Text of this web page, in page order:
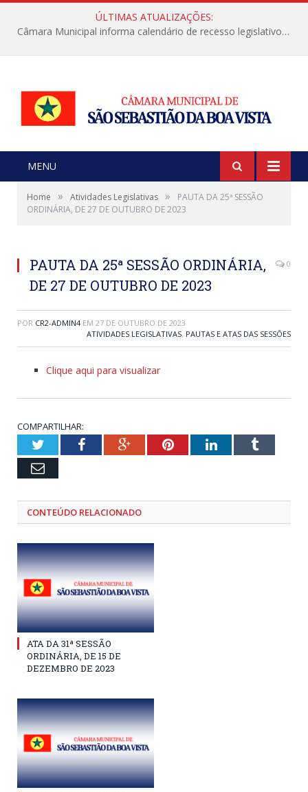
ÚLTIMAS ATUALIZAÇÕES:
Câmara Municipal informa calendário de recesso legislativo de julho
MENU
Home » Atividades Legislativas »
PAUTA DA 25ª SESSÃO
ORDINÁRIA, DE 27 DE OUTUBRO DE 2023
PAUTA DA 25ª SESSÃO ORDINÁRIA,
DE 27 DE OUTUBRO DE 2023
0
POR CR2-ADMIN4 EM 27 DE OUTUBRO DE 2023
ATIVIDADES LEGISLATIVAS, PAUTAS E ATAS DAS SESSÕES
Clique aqui para visualizar
COMPARTILHAR:
TwitterFacebookGoogle+PinterestLinkedInTumblr
Email
CONTEÚDO RELACIONADO
ATA DA 31ª SESSÃO
ORDINÁRIA, DE 15 DE
DEZEMBRO DE 2023